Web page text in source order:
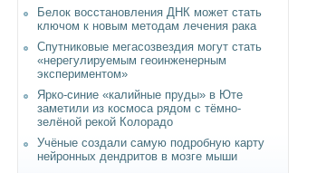
Белок восстановления ДНК может стать
ключом к новым методам лечения рака
Спутниковые мегасозвездия могут стать
«нерегулируемым геоинженерным
экспериментом»
Ярко-синие «калийные пруды» в Юте
заметили из космоса рядом с тёмно-
зелёной рекой Колорадо
Учёные создали самую подробную карту
нейронных дендритов в мозге мыши